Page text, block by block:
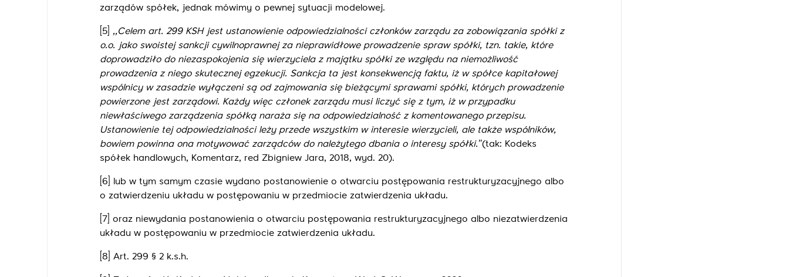
zarządów spółek, jednak mówimy o pewnej sytuacji modelowej.
[5]
,,Celem art. 299 KSH jest ustanowienie odpowiedzialności członków zarządu za zobowiązania spółki z
o.o. jako swoistej sankcji cywilnoprawnej za nieprawidłowe prowadzenie spraw spółki, tzn. takie, które
doprowadziło do niezaspokojenia się wierzyciela z majątku spółki ze względu na niemożliwość
prowadzenia z niego skutecznej egzekucji. Sankcja ta jest konsekwencją faktu, iż w spółce kapitałowej
wspólnicy w zasadzie wyłączeni są od zajmowania się bieżącymi sprawami spółki, których prowadzenie
powierzone jest zarządowi. Każdy więc członek zarządu musi liczyć się z tym, iż w przypadku
niewłaściwego zarządzenia spółką naraża się na odpowiedzialność z komentowanego przepisu.
Ustanowienie tej odpowiedzialności leży przede wszystkim w interesie wierzycieli, ale także wspólników,
bowiem powinna ona motywować zarządców do należytego dbania o interesy spółki.’’(tak: Kodeks
spółek handlowych, Komentarz, red Zbigniew Jara, 2018, wyd. 20).
[6]
lub w tym samym czasie wydano postanowienie o otwarciu postępowania restrukturyzacyjnego albo
o zatwierdzeniu układu w postępowaniu w przedmiocie zatwierdzenia układu.
[7]
oraz niewydania postanowienia o otwarciu postępowania restrukturyzacyjnego albo niezatwierdzenia
układu w postępowaniu w przedmiocie zatwierdzenia układu.
[8] Art. 299 § 2 k.s.h.